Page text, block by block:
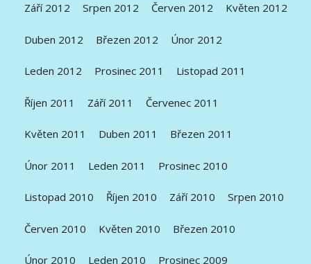
Září 2012 Srpen 2012 Červen 2012 Květen 2012
Duben 2012 Březen 2012 Únor 2012
Leden 2012 Prosinec 2011 Listopad 2011
Říjen 2011 Září 2011 Červenec 2011
Květen 2011 Duben 2011 Březen 2011
Únor 2011 Leden 2011 Prosinec 2010
Listopad 2010 Říjen 2010 Září 2010 Srpen 2010
Červen 2010 Květen 2010 Březen 2010
Únor 2010 Leden 2010 Prosinec 2009